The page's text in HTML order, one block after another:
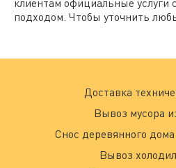
клиентам официальные
подходом. Чтобы уточнить
Доставка
Вывоз мусора
Снос деревянного
Вывоз